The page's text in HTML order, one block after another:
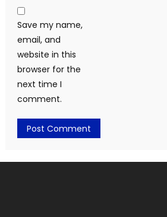
Save my name,
email, and
website in this
browser for the
next time I
comment.